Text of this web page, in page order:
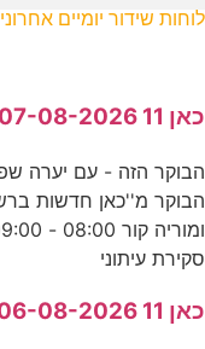
לוחות שידור יומיים
כאן 11 07-08-2026
הבוקר מ''כאן חדשות
סקירת עיתוני
כאן 11 06-08-2026